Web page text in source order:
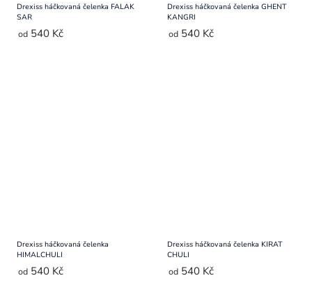
Drexiss háčkovaná čelenka FALAK
SAR
od 540 Kč
Drexiss háčkovaná čelenka GHENT
KANGRI
od 540 Kč
Drexiss háčkovaná čelenka
HIMALCHULI
od 540 Kč
Drexiss háčkovaná čelenka KIRAT
CHULI
od 540 Kč